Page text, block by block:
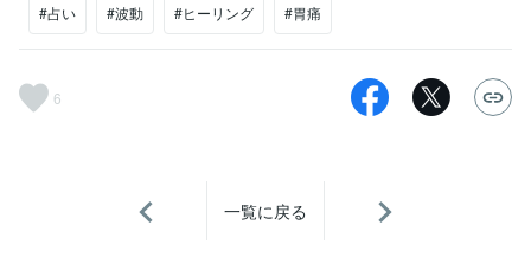
#占い #波動 #ヒーリング #胃痛
6
一覧に戻る